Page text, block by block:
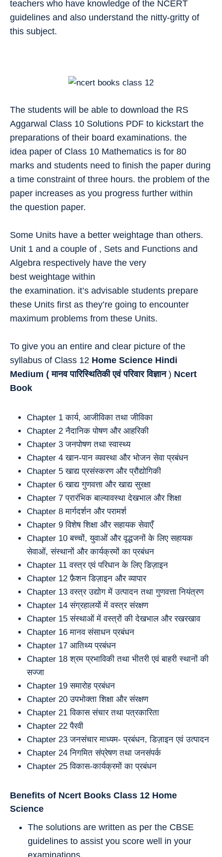
teachers who have knowledge of the NCERT
guidelines and also understand the nitty-gritty of
this subject.
The students will be able to download the RS
Aggarwal Class 10 Solutions PDF to kickstart the
preparations of their board examinations. the
idea paper of Class 10 Mathematics is for 80
marks and students need to finish the paper during
a time constraint of three hours. the problem of the
paper increases as you progress further within
the question paper.
Some Units have a better weightage than others.
Unit 1 and a couple of , Sets and Functions and
Algebra respectively have the very
best weightage within
the examination. it’s advisable students prepare
these Units first as they’re going to encounter
maximum problems from these Units.
To give you an entire and clear picture of the
syllabus of Class 12 Home Science Hindi
Medium (मानव पारिस्थितिकी एवं परिवार विज्ञान) Ncert
Book
Chapter 1 कार्य, आजीविका तथा जीविका
Chapter 2 नैदानिक पोषण और आहरिकी
Chapter 3 जनपोषण तथा स्वास्थ्य
Chapter 4 खान-पान व्यवस्था और भोजन सेवा प्रबंधन
Chapter 5 खाद्य प्रसंस्करण और प्रौद्योगिकी
Chapter 6 खाद्य गुणवत्ता और खाद्य सुरक्षा
Chapter 7 प्रारंभिक बाल्यावस्था देखभाल और शिक्षा
Chapter 8 मार्गदर्शन और परामर्श
Chapter 9 विशेष शिक्षा और सहायक सेवाएँ
Chapter 10 बच्चों, युवाओं और वृद्धजनों के लिए सहायक
सेवाओं, संस्थानों और कार्यक्रमों का प्रबंधन
Chapter 11 वस्त्र एवं परिधान के लिए डिज़ाइन
Chapter 12 फ़ैशन डिज़ाइन और व्यापार
Chapter 13 वस्त्र उद्योग में उत्पादन तथा गुणवत्ता नियंत्रण
Chapter 14 संग्रहालयों में वस्त्र संरक्षण
Chapter 15 संस्थाओं में वस्त्रों की देखभाल और रखरखाव
Chapter 16 मानव संसाधन प्रबंधन
Chapter 17 आतिथ्य प्रबंधन
Chapter 18 श्रम प्रभाविकी तथा भीतरी एवं बाहरी स्थानों की
सज्जा
Chapter 19 समारोह प्रबंधन
Chapter 20 उपभोक्ता शिक्षा और संरक्षण
Chapter 21 विकास संचार तथा पत्रकारिता
Chapter 22 पैरवी
Chapter 23 जनसंचार माध्यम- प्रबंधन, डिज़ाइन एवं उत्पादन
Chapter 24 निगमित संप्रेषण तथा जनसंपर्क
Chapter 25 विकास-कार्यक्रमों का प्रबंधन
Benefits of Ncert Books Class 12 Home
Science
The solutions are written as per the CBSE
guidelines to assist you score well in your
examinations.